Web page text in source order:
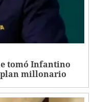
tomó Infantino
plan millonario